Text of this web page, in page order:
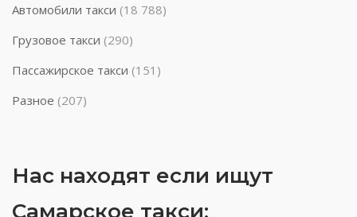
Автомобили такси (18 788)
Грузовое такси (290)
Пассажирское такси (151)
Разное (207)
Нас находят если ищут
Самарское такси: